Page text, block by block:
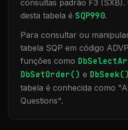
consultas padrão F3 (SXB).
desta tabela é SQP990.
Para consultar ou
tabela SQP em código
funções como
DbSetOrder() e DbSeek()
tabela é conhecida como "
Questions".